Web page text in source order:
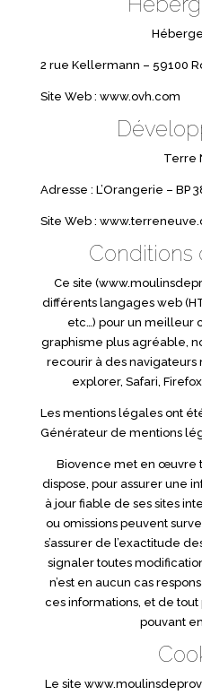
2 rue Kellermann – 59100
Site Web : www.ovh.com
Terre
Adresse : L’Orangerie – BP
Site Web :
Conditions
Ce site
différents langages web
etc…) pour un meilleur
graphisme plus agréable,
recourir à des
explorer, Safari,
Les mentions légales ont
Générateur de mentions
Biovence met en œuvre
dispose, pour assurer une
à jour fiable de ses sites
ou omissions peuvent
s’assurer de l’exactitude
signaler toutes
n’est en aucun cas
ces informations, et de
pouvant
Le site